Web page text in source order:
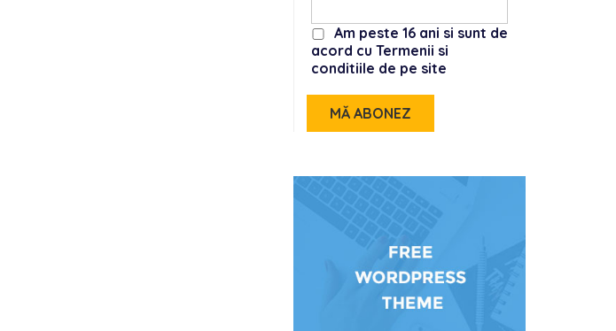
Am peste 16 ani si sunt de
acord cu Termenii si
conditiile de pe site